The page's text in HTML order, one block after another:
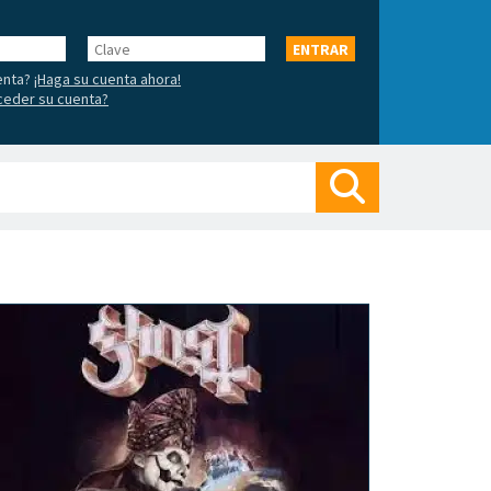
Clave
ENTRAR
¡Haga su cuenta ahora!
su cuenta?